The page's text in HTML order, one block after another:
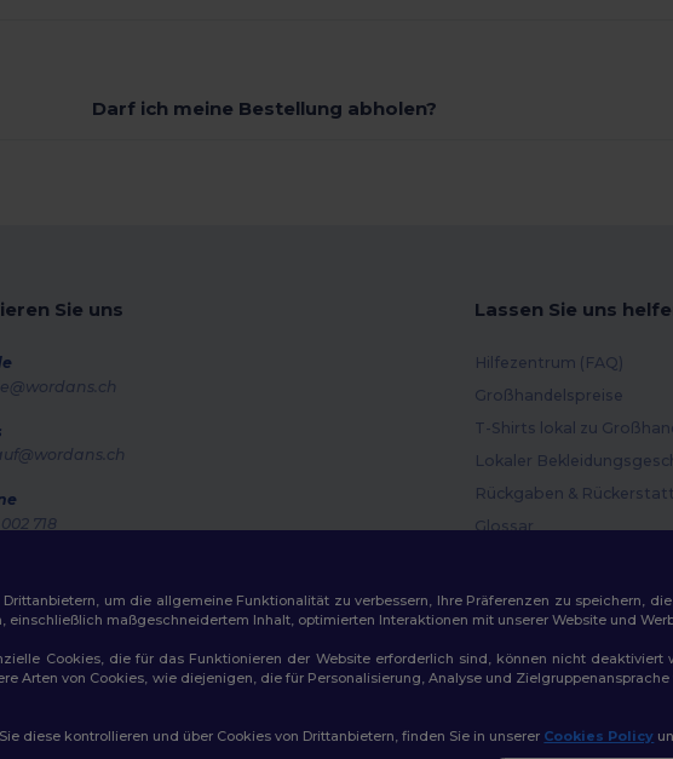
Darf ich meine Bestellung abholen?
Sie uns
718
Lassen Sie uns
Hilfezentrum (FAQ)
Großhandelspreise
T-Shirts lokal zu
Lokaler
Rückgaben &
Glossar
Gutscheincodes
um die allgemeine Funktionalität zu verbessern, Ihre Präferenzen zu speichern,
maßgeschneidertem Inhalt, optimierten Interaktionen mit unserer Website und
Cookies, die für das Funktionieren der Website erforderlich sind, können nicht
Arten von Cookies, wie diejenigen, die für Personalisierung, Analyse und
diese kontrollieren und über Cookies von Drittanbietern, finden Sie in unserer Cookies Policy